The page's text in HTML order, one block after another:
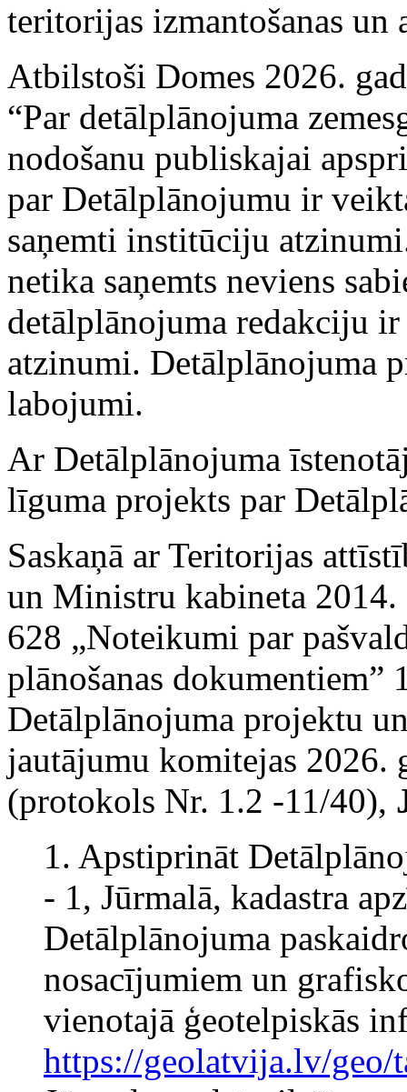
teritorijas izmantošanas un
Atbilstoši Domes 2026.
“Par detālplānojuma
nodošanu publiskajai
par Detālplānojumu ir
saņemti institūciju
netika saņemts neviens
detālplānojuma redakciju
atzinumi. Detālplānojuma
labojumi.
Ar Detālplānojuma
līguma projekts par
Saskaņā ar Teritorijas
un Ministru kabineta
628 „Noteikumi par
plānošanas dokumentiem”
Detālplānojuma projektu
jautājumu komitejas 2026.
(protokols Nr. 1.2 -11/40),
1. Apstiprināt
- 1, Jūrmalā, kadastra
Detālplānojuma
nosacījumiem un
vienotajā ģeotelpiskās
https://geolatvija.lv/geo/